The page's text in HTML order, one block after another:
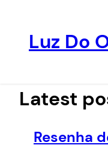
conteúdo
Luz Do
Latest
Resenha